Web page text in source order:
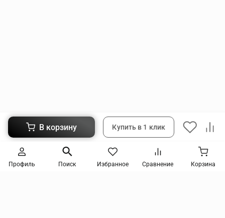
В корзину Купить в 1 клик
Следите за новинками и акциями
Профиль Поиск Избранное Сравнение Корзина